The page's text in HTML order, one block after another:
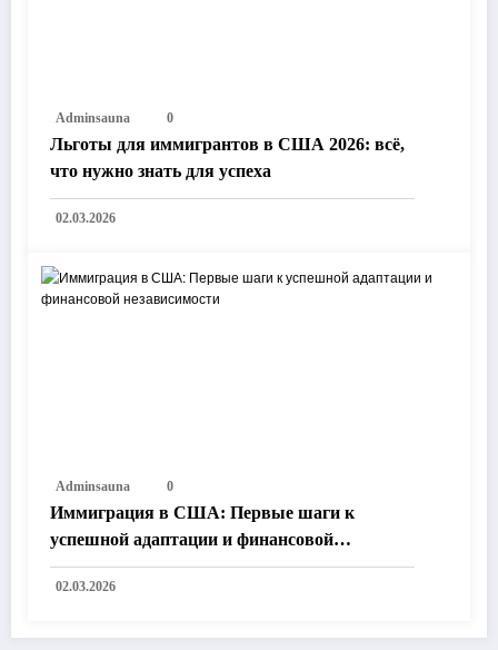
Adminsauna 0
Льготы для иммигрантов в США 2026: всё,
что нужно знать для успеха
02.03.2026
Adminsauna 0
Иммиграция в США: Первые шаги к
успешной адаптации и финансовой
независимости
02.03.2026